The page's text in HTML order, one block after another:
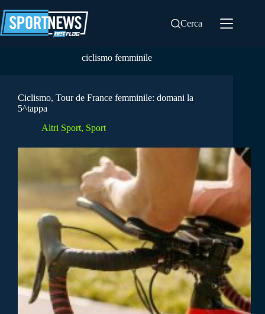
al
contenuto
Cerca
ciclismo femminile
Ciclismo, Tour de France femminile: domani la
5^tappa
Altri Sport, Sport